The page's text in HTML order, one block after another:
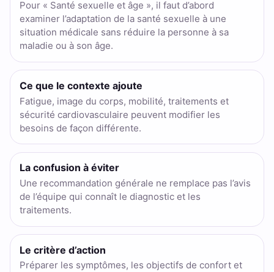
Pour « Santé sexuelle et âge », il faut d’abord
examiner l’adaptation de la santé sexuelle à une
situation médicale sans réduire la personne à sa
maladie ou à son âge.
Ce que le contexte ajoute
Fatigue, image du corps, mobilité, traitements et
sécurité cardiovasculaire peuvent modifier les
besoins de façon différente.
La confusion à éviter
Une recommandation générale ne remplace pas l’avis
de l’équipe qui connaît le diagnostic et les
traitements.
Le critère d’action
Préparer les symptômes, les objectifs de confort et